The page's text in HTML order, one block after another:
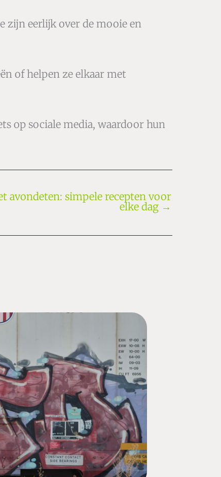
zijn eerlijk over de mooie en
of helpen ze elkaar met
op sociale media, waardoor hun
avondeten: simpele recepten voor
elke dag →